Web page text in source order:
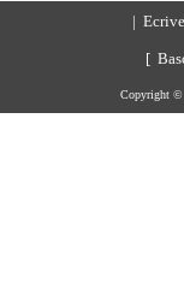
[
Copyright